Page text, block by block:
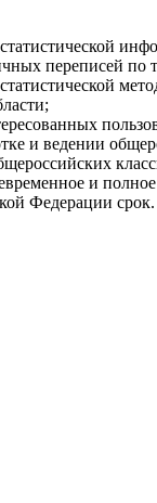
переписей по
и ведении
и
Федерации срок.